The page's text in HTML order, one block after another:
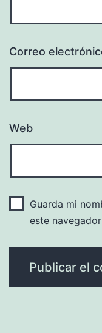
Correo
Web
Guarda mi
este